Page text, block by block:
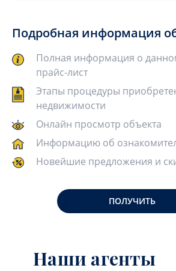
Подробная информация
Полная информация о
прайс-лист
Этапы процедуры
недвижимости
Онлайн просмотр объекта
Информацию об
Новейшие предложения и
ПОЛУЧИТЬ
Наши агенты